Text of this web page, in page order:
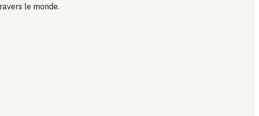
le monde.